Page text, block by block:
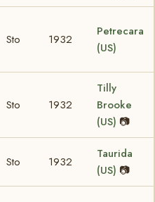
Sto 1932
Petrecara
(US)
Sto 1932
Tilly
Brooke
(US) 📷
Sto 1932
Taurida
(US) 📷